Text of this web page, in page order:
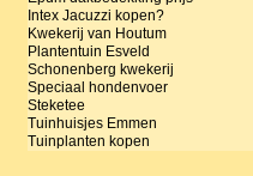
Intex Jacuzzi kopen?
Kwekerij van Houtum
Plantentuin Esveld
Schonenberg kwekerij
Speciaal hondenvoer
Steketee
Tuinhuisjes Emmen
Tuinplanten kopen